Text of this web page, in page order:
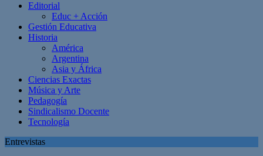
Editorial
Educ + Acción
Gestión Educativa
Historia
América
Argentina
Asia y África
Ciencias Exactas
Música y Arte
Pedagogía
Sindicalismo Docente
Tecnología
Entrevistas